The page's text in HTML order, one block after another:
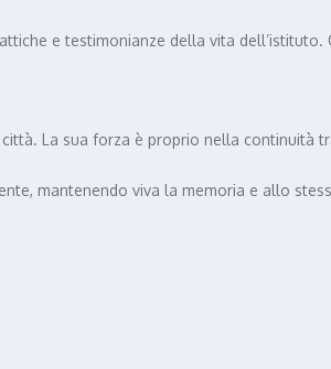
e testimonianze della vita dell’istituto.
La sua forza è proprio nella continuità
mantenendo viva la memoria e allo